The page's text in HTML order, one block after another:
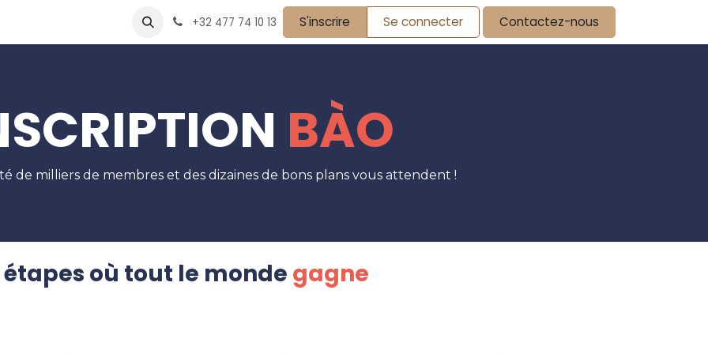
Devenir partenaire Nos partenaires Postes
+32 477 74 10 13 S'inscrire Se connecter Contactez-nous
BÀO
de milliers de membres et des dizaines de bons plans vous attendent !
étapes où tout le monde gagne